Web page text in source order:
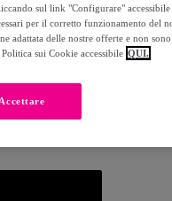
alcun prodotto.
sul link "Configurare" accessibile
per il corretto funzionamento del
adattata delle nostre offerte e non sono
sui Cookie accessibile QUI.
Accettare